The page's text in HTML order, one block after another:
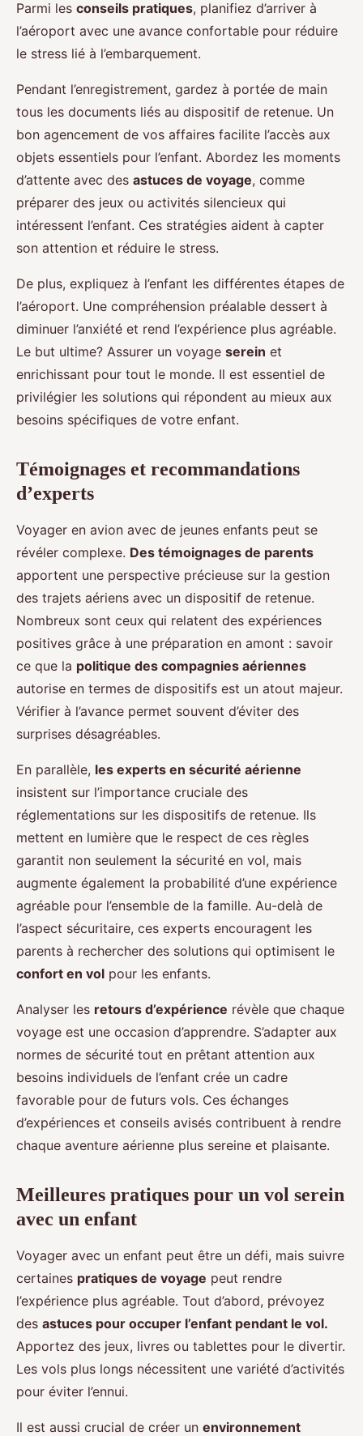
Parmi les conseils pratiques, planifiez d’arriver à
l’aéroport avec une avance confortable pour réduire
le stress lié à l’embarquement.
Pendant l’enregistrement, gardez à portée de main
tous les documents liés au dispositif de retenue. Un
bon agencement de vos affaires facilite l’accès aux
objets essentiels pour l’enfant. Abordez les moments
d’attente avec des astuces de voyage, comme
préparer des jeux ou activités silencieux qui
intéressent l’enfant. Ces stratégies aident à capter
son attention et réduire le stress.
De plus, expliquez à l’enfant les différentes étapes de
l’aéroport. Une compréhension préalable dessert à
diminuer l’anxiété et rend l’expérience plus agréable.
Le but ultime? Assurer un voyage serein et
enrichissant pour tout le monde. Il est essentiel de
privilégier les solutions qui répondent au mieux aux
besoins spécifiques de votre enfant.
Témoignages et recommandations
d’experts
Voyager en avion avec de jeunes enfants peut se
révéler complexe. Des témoignages de parents
apportent une perspective précieuse sur la gestion
des trajets aériens avec un dispositif de retenue.
Nombreux sont ceux qui relatent des expériences
positives grâce à une préparation en amont : savoir
ce que la politique des compagnies aériennes
autorise en termes de dispositifs est un atout majeur.
Vérifier à l’avance permet souvent d’éviter des
surprises désagréables.
En parallèle, les experts en sécurité aérienne
insistent sur l’importance cruciale des
réglementations sur les dispositifs de retenue. Ils
mettent en lumière que le respect de ces règles
garantit non seulement la sécurité en vol, mais
augmente également la probabilité d’une expérience
agréable pour l’ensemble de la famille. Au-delà de
l’aspect sécuritaire, ces experts encouragent les
parents à rechercher des solutions qui optimisent le
confort en vol pour les enfants.
Analyser les retours d’expérience révèle que chaque
voyage est une occasion d’apprendre. S’adapter aux
normes de sécurité tout en prêtant attention aux
besoins individuels de l’enfant crée un cadre
favorable pour de futurs vols. Ces échanges
d’expériences et conseils avisés contribuent à rendre
chaque aventure aérienne plus sereine et plaisante.
Meilleures pratiques pour un vol serein
avec un enfant
Voyager avec un enfant peut être un défi, mais suivre
certaines pratiques de voyage peut rendre
l’expérience plus agréable. Tout d’abord, prévoyez
des astuces pour occuper l’enfant pendant le vol.
Apportez des jeux, livres ou tablettes pour le divertir.
Les vols plus longs nécessitent une variété d’activités
pour éviter l’ennui.
Il est aussi crucial de créer un environnement